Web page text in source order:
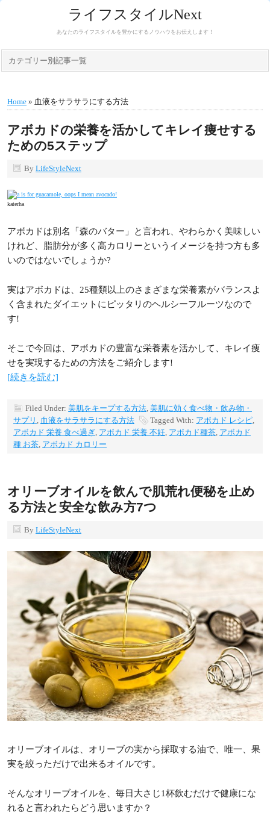
ライフスタイルNext
あなたのライフスタイルを豊かにするノウハウをお伝えします！
カテゴリー別記事一覧
Home » 血液をサラサラにする方法
アボカドの栄養を活かしてキレイ痩せする
ための5ステップ
By LifeStyleNext
katerha
アボカドは別名「森のバター」と言われ、やわらかく美味しい
けれど、脂肪分が多く高カロリーというイメージを持つ方も多
いのではないでしょうか?
実はアボカドは、25種類以上のさまざまな栄養素がバランスよ
く含まれたダイエットにピッタリのヘルシーフルーツなので
す!
そこで今回は、アボカドの豊富な栄養素を活かして、キレイ痩
せを実現するための方法をご紹介します!
[続きを読む]
Filed Under: 美肌をキープする方法, 美肌に効く食べ物・飲み物・
サプリ , 血液をサラサラにする方法 Tagged With: アボカド レシピ,
アボカド 栄養 食べ過ぎ, アボカド 栄養 不妊, アボカド種茶, アボカド
種 お茶, アボカド カロリー
オリーブオイルを飲んで肌荒れ便秘を止め
る方法と安全な飲み方7つ
By LifeStyleNext
オリーブオイルは、オリーブの実から採取する油で、唯一、果
実を絞っただけで出来るオイルです。
そんなオリーブオイルを、毎日大さじ1杯飲むだけで健康にな
れると言われたらどう思いますか？